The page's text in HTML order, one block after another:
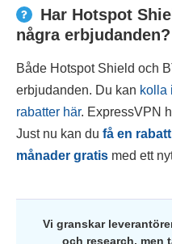
Har Hotspot
några erbjudanden?
Både Hotspot Shield och
erbjudanden. Du kan kolla
rabatter här. ExpressVPN
Just nu kan du få en
månader gratis med ett
Vi granskar
och research, men